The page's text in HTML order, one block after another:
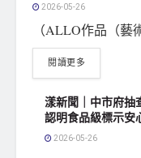
2026-05-26
（ALLO作品（藝
閱讀更多
漾新聞｜中市府
認明食品級標示安
2026-05-26